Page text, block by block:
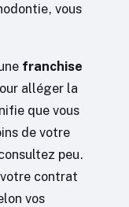
vous
franchise
alléger la
que vous
de votre
peu.
votre contrat
vos